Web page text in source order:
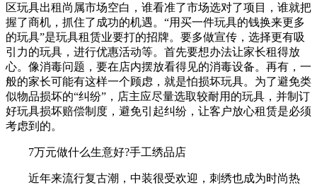
区玩具出租尚属市场空白，谁看准了市场选对了项目，谁就把
握了商机，抓住了成功的机遇。“用买一件玩具的钱换来更多
的玩具”是玩具租赁业要打的招牌。要多做宣传，选择更有吸
引力的玩具，进行优惠活动等。首先要想办法让家长租得放
心。像消毒问题，要在店内摆放看得见的消毒设备。再有，一
般的家长可能有这样一个顾虑，就是怕损坏玩具。为了避免类
似物品损坏的“纠纷”，店主应尽量选取较耐用的玩具，并制订
好玩具损坏赔偿制度，避免引起纠纷，让客户放心租赁是必须
考虑到的。
7万元做什么生意好?手工绣品店
近年来流行复古潮，中装很受欢迎，刺绣也成为时尚热